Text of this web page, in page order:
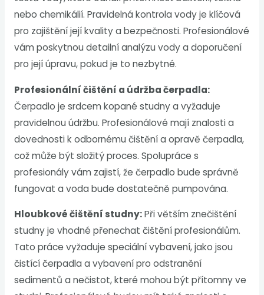
nebo chemikálií. Pravidelná kontrola vody je klíčová
pro zajištění její kvality a bezpečnosti. Profesionálové
vám poskytnou detailní analýzu vody a doporučení
pro její úpravu, pokud je to nezbytné.
Profesionální čištění a údržba čerpadla:
Čerpadlo je srdcem kopané studny a vyžaduje
pravidelnou údržbu. Profesionálové mají znalosti a
dovednosti k odbornému čištění a opravě čerpadla,
což může být složitý proces. Spolupráce s
profesionály vám zajistí, že čerpadlo bude správně
fungovat a voda bude dostatečně pumpována.
Hloubkové čištění studny:Při větším znečištění
studny je vhodné přenechat čištění profesionálům.
Tato práce vyžaduje speciální vybavení, jako jsou
čistící čerpadla a vybavení pro odstranění
sedimentů a nečistot, které mohou být přítomny ve